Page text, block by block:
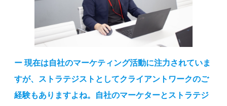
ー 現在は自社のマーケティング活動に注力されていま
すが、ストラテジストとしてクライアントワークのご
経験もありますよね。自社のマーケターとストラテジ